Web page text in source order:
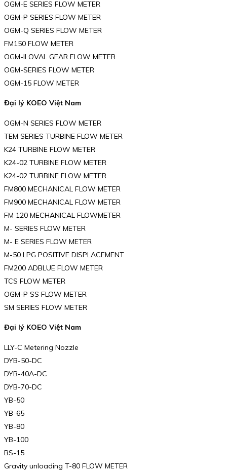
OGM-E SERIES FLOW METER
OGM-P SERIES FLOW METER
OGM-Q SERIES FLOW METER
FM150 FLOW METER
OGM-ll OVAL GEAR FLOW METER
OGM-SERIES FLOW METER
OGM-15 FLOW METER
Đại lý KOEO Việt Nam
OGM-N SERIES FLOW METER
TEM SERIES TURBINE FLOW METER
K24 TURBINE FLOW METER
K24-02 TURBINE FLOW METER
K24-02 TURBINE FLOW METER
FM800 MECHANICAL FLOW METER
FM900 MECHANICAL FLOW METER
FM 120 MECHANICAL FLOWMETER
M- SERIES FLOW METER
M- E SERIES FLOW METER
M-50 LPG POSITIVE DISPLACEMENT
FM200 ADBLUE FLOW METER
TCS FLOW METER
OGM-P SS FLOW METER
SM SERIES FLOW METER
Đại lý KOEO Việt Nam
LLY-C Metering Nozzle
DYB-50-DC
DYB-40A-DC
DYB-70-DC
YB-50
YB-65
YB-80
YB-100
BS-15
Gravity unloading T-80 FLOW METER